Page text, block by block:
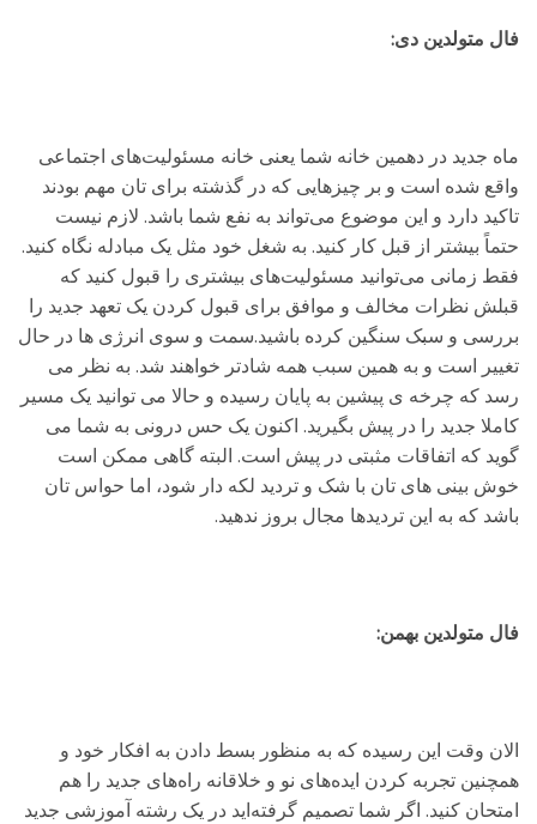
فال متولدین دی:
ماه جدید در دهمین خانه شما یعنی خانه مسئولیت‌های اجتماعی
واقع شده است و بر چیزهایی که در گذشته برای تان مهم بودند
تاکید دارد و این موضوع می‌تواند به نفع شما باشد. لازم نیست
حتماً بیشتر از قبل کار کنید. به شغل خود مثل یک مبادله نگاه کنید.
فقط زمانی می‌توانید مسئولیت‌های بیشتری را قبول کنید که
قبلش نظرات مخالف و موافق برای قبول کردن یک تعهد جدید را
بررسی و سبک سنگین کرده باشید.سمت و سوی انرژی ها در حال
تغییر است و به همین سبب همه شادتر خواهند شد. به نظر می
رسد که چرخه ی پیشین به پایان رسیده و حالا می توانید یک مسیر
کاملا جدید را در پیش بگیرید. اکنون یک حس درونی به شما می
گوید که اتفاقات مثبتی در پیش است. البته گاهی ممکن است
خوش بینی های تان با شک و تردید لکه دار شود، اما حواس تان
باشد که به این تردیدها مجال بروز ندهید.
فال متولدین بهمن:
الان وقت این رسیده که به منظور بسط دادن به افکار خود و
همچنین تجربه کردن ایده‌های نو و خلاقانه راه‌های جدید را هم
امتحان کنید. اگر شما تصمیم گرفته‌اید در یک رشته آموزشی جدید